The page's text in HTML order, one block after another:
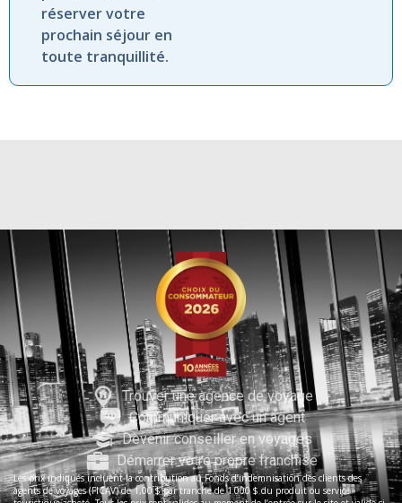
réserver votre
prochain séjour en
toute tranquillité.
Trouver une agence de voyage
Communiquer avec un agent
Devenir conseiller en voyages
Démarrer votre propre franchise
Les prix indiqués incluent la contribution au Fonds d’indemnisation des clients des
agents de voyages (FICAV) de 1,00 $ par tranche de 1 000 $ du produit ou service